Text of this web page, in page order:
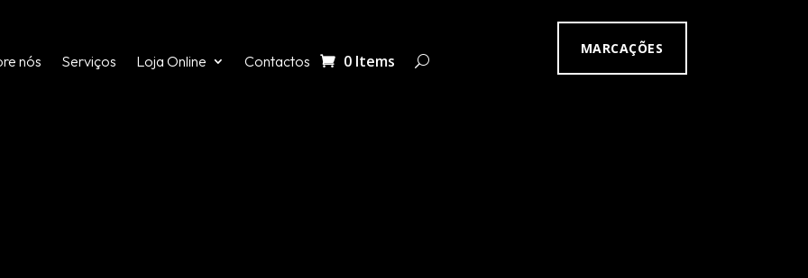
nós Serviços Loja Online Contactos 0 Items
MARCAÇÕES